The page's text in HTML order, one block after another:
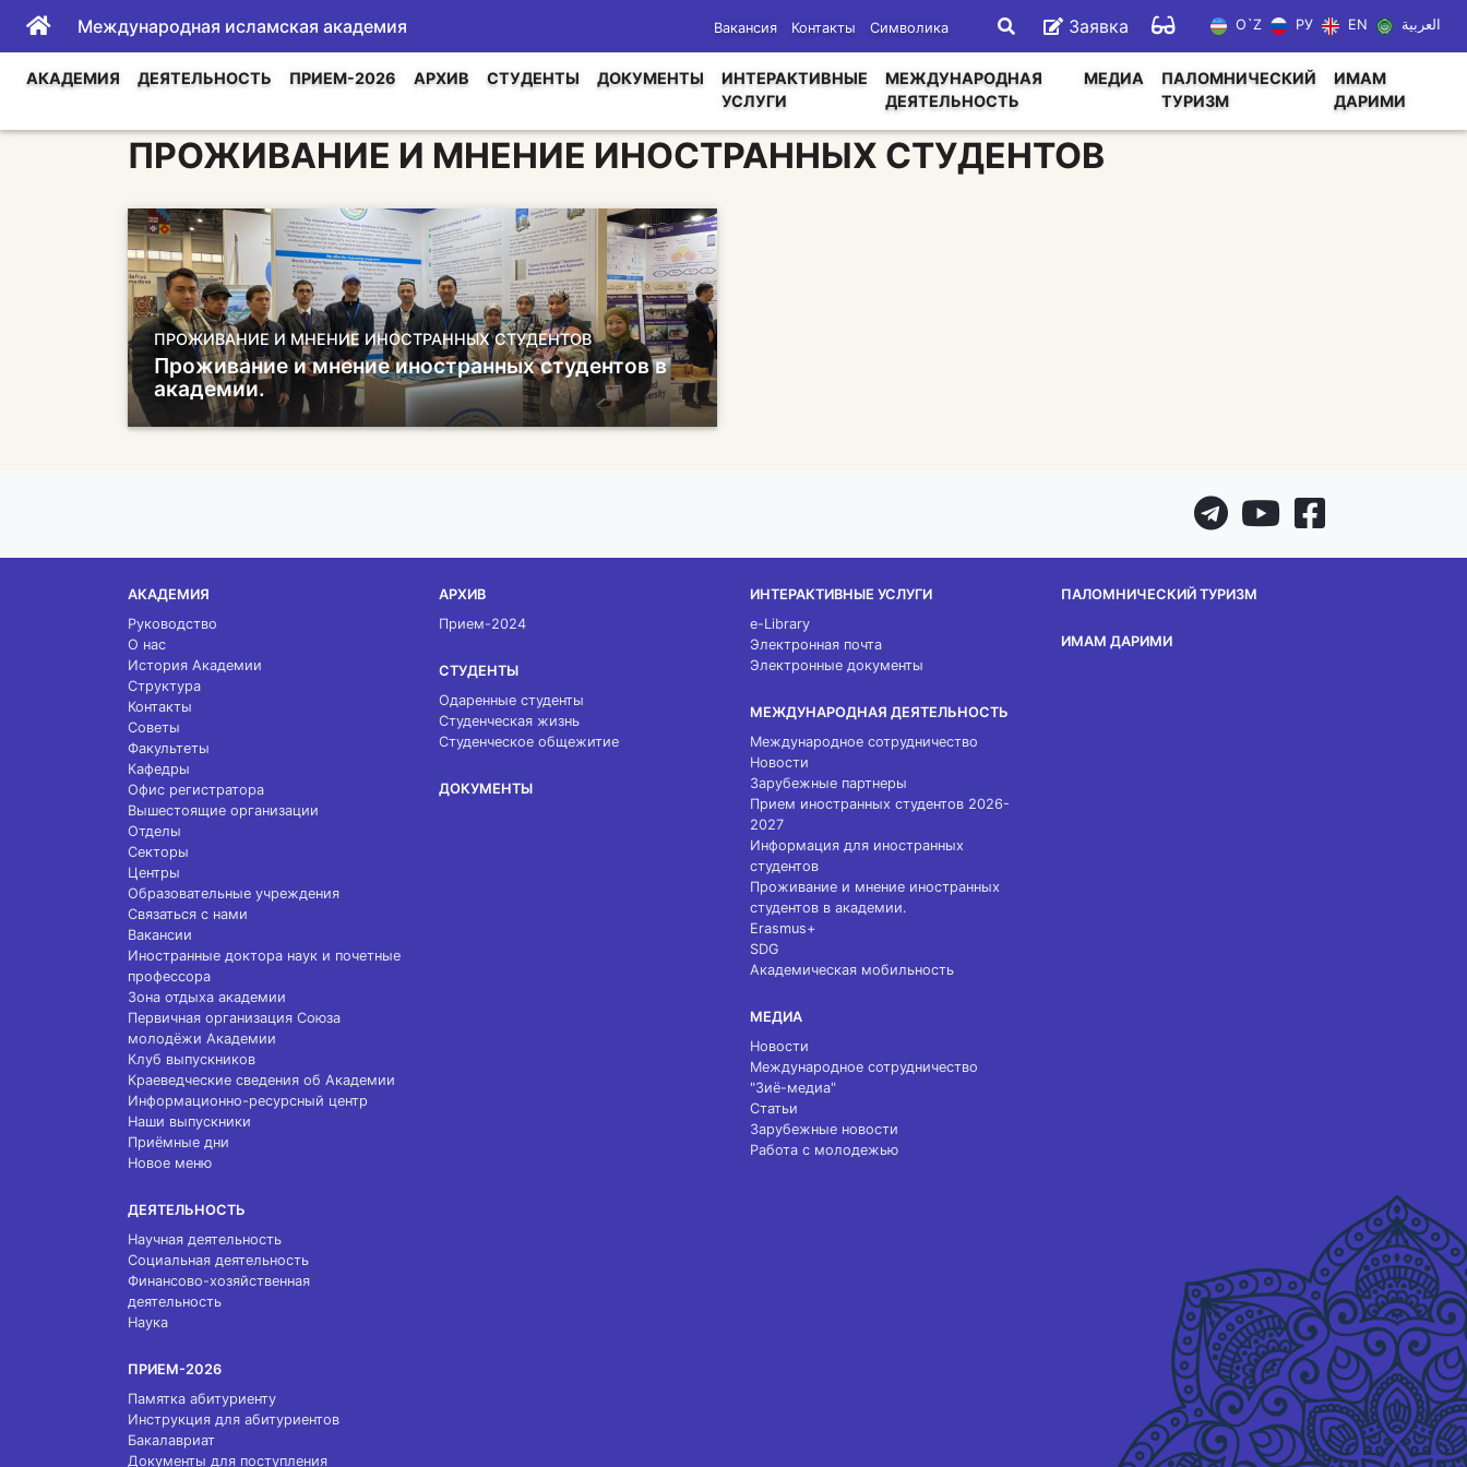
Международная исламская академия Вакансия Контакты Символика Заявка O`Z РУ EN العربية
АКАДЕМИЯ ДЕЯТЕЛЬНОСТЬ ПРИЕМ-2026 АРХИВ СТУДЕНТЫ ДОКУМЕНТЫ
ИНТЕРАКТИВНЫЕ
УСЛУГИ
МЕЖДУНАРОДНАЯ
ДЕЯТЕЛЬНОСТЬ
МЕДИА
ПАЛОМНИЧЕСКИЙ
ТУРИЗМ
ИМАМ
ДАРИМИ
ПРОЖИВАНИЕ И МНЕНИЕ ИНОСТРАННЫХ СТУДЕНТОВ
ПРОЖИВАНИЕ И МНЕНИЕ ИНОСТРАННЫХ СТУДЕНТОВ
Проживание и мнение иностранных студентов в
академии.
АКАДЕМИЯ
Руководство
О нас
История Академии
Структура
Контакты
Советы
Факультеты
Кафедры
Офис регистратора
Вышестоящие организации
Отделы
Секторы
Центры
Образовательные учреждения
Связаться с нами
Вакансии
Иностранные доктора наук и почетные
профессора
Зона отдыха академии
Первичная организация Союза
молодёжи Академии
Клуб выпускников
Краеведческие сведения об Академии
Информационно-ресурсный центр
Наши выпускники
Приёмные дни
Новое меню
ДЕЯТЕЛЬНОСТЬ
Научная деятельность
Социальная деятельность
Финансово-хозяйственная
деятельность
Наука
ПРИЕМ-2026
Памятка абитуриенту
Инструкция для абитуриентов
Бакалавриат
Документы для поступления
АРХИВ
Прием-2024
СТУДЕНТЫ
Одаренные студенты
Студенческая жизнь
Студенческое общежитие
ДОКУМЕНТЫ
ИНТЕРАКТИВНЫЕ УСЛУГИ
e-Library
Электронная почта
Электронные документы
МЕЖДУНАРОДНАЯ ДЕЯТЕЛЬНОСТЬ
Международное сотрудничество
Новости
Зарубежные партнеры
Прием иностранных студентов 2026-
2027
Информация для иностранных
студентов
Проживание и мнение иностранных
студентов в академии.
Erasmus+
SDG
Академическая мобильность
МЕДИА
Новости
Международное сотрудничество
"Зиё-медиа"
Статьи
Зарубежные новости
Работа с молодежью
ПАЛОМНИЧЕСКИЙ ТУРИЗМ
ИМАМ ДАРИМИ